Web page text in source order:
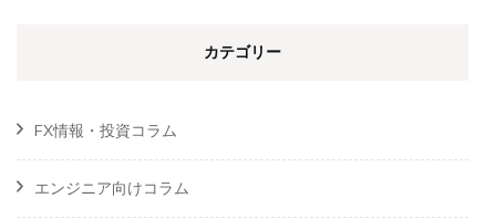
カテゴリー
FX情報・投資コラム
エンジニア向けコラム